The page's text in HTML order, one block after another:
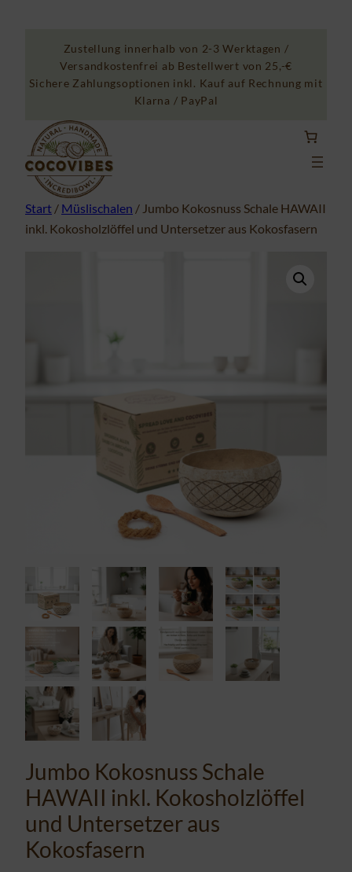
Zustellung innerhalb von 2-3 Werktagen /
Versandkostenfrei ab Bestellwert von 25,-€
Sichere Zahlungsoptionen inkl. Kauf auf Rechnung mit
Klarna / PayPal
Start / Müslischalen / Jumbo Kokosnuss Schale HAWAII
inkl. Kokosholzlöffel und Untersetzer aus Kokosfasern
Jumbo Kokosnuss Schale
HAWAII inkl. Kokosholzlöffel
und Untersetzer aus
Kokosfasern